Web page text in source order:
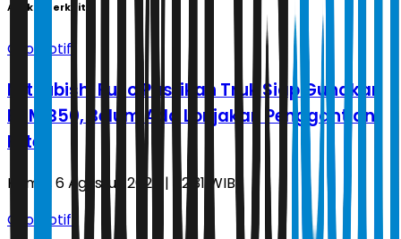
Artikel Terkait
Otomotif
Mitsubishi Fuso Pastikan Truk Siap Gunakan
BBM B50, Belum Ada Lonjakan Penggantian
Filter
Kamis, 6 Agustus 2026 | 02.31 WIB
Otomotif